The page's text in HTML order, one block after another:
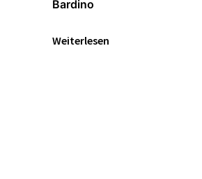
Bardino
Weiterlesen